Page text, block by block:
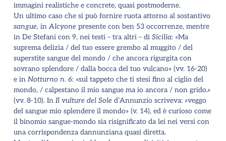
immagini realistiche e concrete, quasi postmoderne.
Un ultimo caso che si può fornire ruota attorno al sostantivo
sangue, inAlcyone presente con ben 53 occorrenze, mentre
in De Stefani con 9, nei testi – tra altri – di Sicilia: «Ma
suprema delizia / del tuo essere grembo al muggito / del
superstite sangue del mondo / che ancora rigurgita con
sovrano splendore / dalla bocca del tuo vulcano» (vv. 16-20)
e in Notturno n. 6: «sul tappeto che ti stesi fino al ciglio del
mondo, / calpestano il mio sangue ma io ancora / non grido.»
(vv. 8-10). In Il vulture del Sole d’Annunzio scriveva: «veggo
del sangue mio splendere il mondo» (v. 14), ed è curioso come
il binomio sangue-mondo sia risignificato da lei nei versi con
una corrispondenza dannunziana quasi diretta.